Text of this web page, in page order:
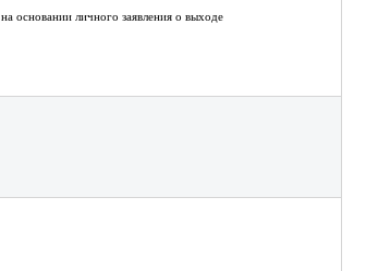
на основании личного заявления о выходе